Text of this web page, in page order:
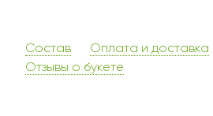
Состав Оплата и доставка
Отзывы о букете